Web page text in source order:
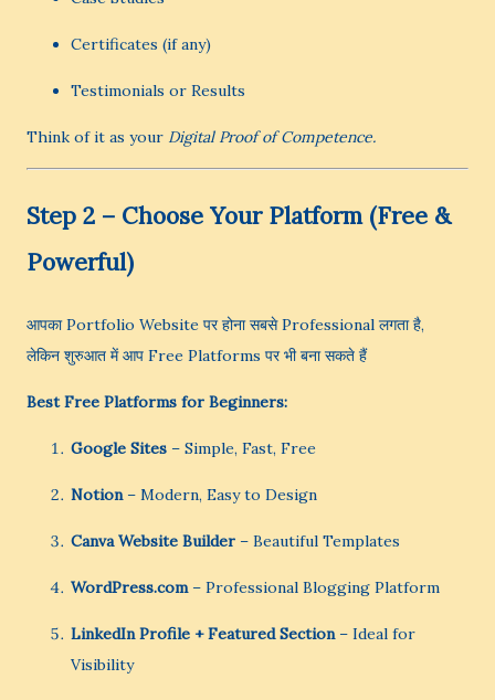
Certificates (if any)
Testimonials or Results
Think of it as your Digital Proof of Competence.
Step 2 – Choose Your Platform (Free &
Powerful)
आपका Portfolio Website पर होना सबसे Professional लगता है,
लेकिन शुरुआत में आप Free Platforms पर भी बना सकते हैं
Best Free Platforms for Beginners:
Google Sites – Simple, Fast, Free
Notion– Modern, Easy to Design
Canva Website Builder – Beautiful Templates
WordPress.com– Professional Blogging Platform
LinkedIn Profile + Featured Section– Ideal for
Visibility